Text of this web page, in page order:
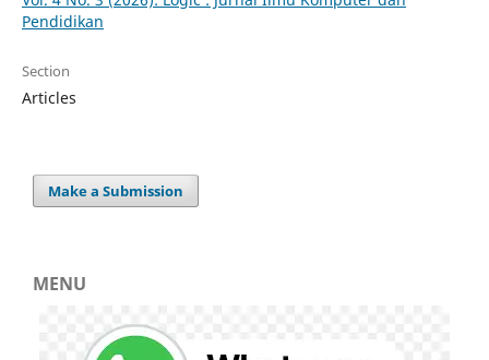
Pendidikan
Section
Articles
Make a Submission
MENU